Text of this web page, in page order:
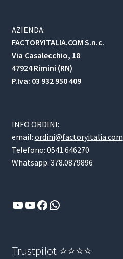
AZIENDA:
FACTORYITALIA.COM S.n.c.
Via Casalecchio, 18
47924 Rimini (RN)
P.Iva: 03 932 950 409
INFO ORDINI:
email: ordini@factoryitalia.com
Telefono: 0541.646270
Whatsapp: 378.0879896
YouTube
YouTube
Facebook
WhatsApp
Trustpilot ⭐⭐⭐⭐